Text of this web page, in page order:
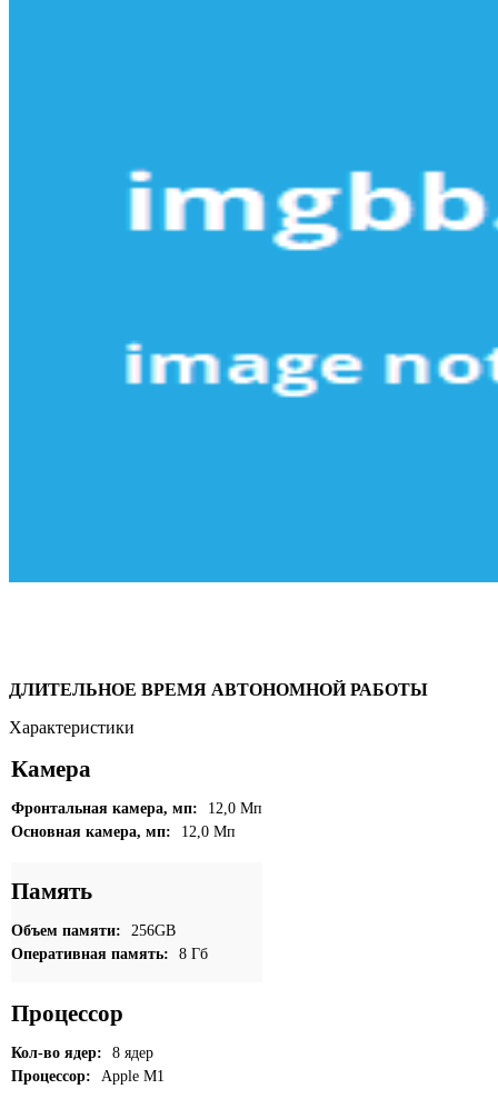
ДЛИТЕЛЬНОЕ ВРЕМЯ АВТОНОМНОЙ РАБОТЫ
Характеристики
Камера
Фронтальная камера, мп:
12,0 Мп
Основная камера, мп:
12,0 Мп
Память
Объем памяти:
256GB
Оперативная память:
8 Гб
Процессор
Кол-во ядер:
8 ядер
Процессор:
Apple M1